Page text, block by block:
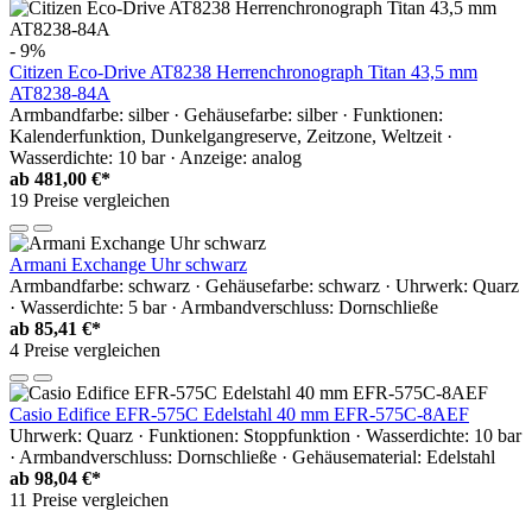
- 9%
Citizen Eco-Drive AT8238 Herrenchronograph Titan 43,5 mm
AT8238-84A
Armbandfarbe: silber · Gehäusefarbe: silber · Funktionen:
Kalenderfunktion, Dunkelgangreserve, Zeitzone, Weltzeit ·
Wasserdichte: 10 bar · Anzeige: analog
ab 481,00 €*
19 Preise vergleichen
Armani Exchange Uhr schwarz
Armbandfarbe: schwarz · Gehäusefarbe: schwarz · Uhrwerk: Quarz
· Wasserdichte: 5 bar · Armbandverschluss: Dornschließe
ab 85,41 €*
4 Preise vergleichen
Casio Edifice EFR-575C Edelstahl 40 mm EFR-575C-8AEF
Uhrwerk: Quarz · Funktionen: Stoppfunktion · Wasserdichte: 10 bar
· Armbandverschluss: Dornschließe · Gehäusematerial: Edelstahl
ab 98,04 €*
11 Preise vergleichen